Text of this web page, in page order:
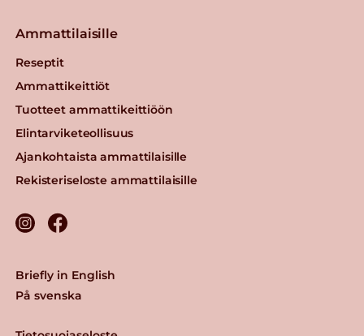
Ammattilaisille
Reseptit
Ammattikeittiöt
Tuotteet ammattikeittiöön
Elintarviketeollisuus
Ajankohtaista ammattilaisille
Rekisteriseloste ammattilaisille
Briefly in English
På svenska